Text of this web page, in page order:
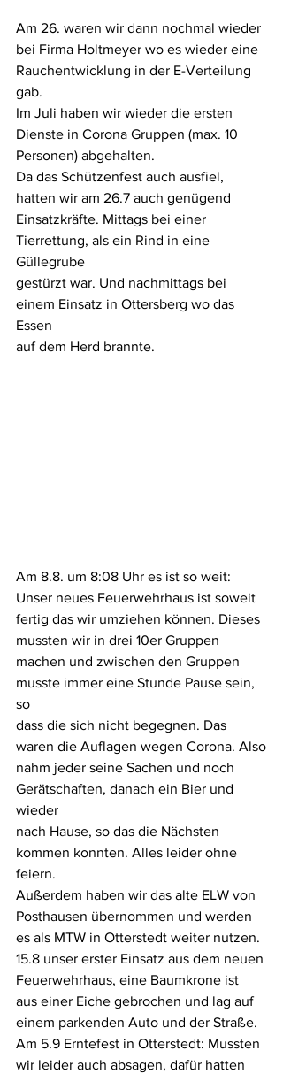
Am 26. waren wir dann nochmal wieder
bei Firma Holtmeyer wo es wieder eine
Rauchentwicklung in der E-Verteilung
gab.
Im Juli haben wir wieder die ersten
Dienste in Corona Gruppen (max. 10
Personen) abgehalten.
Da das Schützenfest auch ausfiel,
hatten wir am 26.7 auch genügend
Einsatzkräfte. Mittags bei einer
Tierrettung, als ein Rind in eine
Güllegrube
gestürzt war. Und nachmittags bei
einem Einsatz in Ottersberg wo das
Essen
auf dem Herd brannte.
Am 8.8. um 8:08 Uhr es ist so weit:
Unser neues Feuerwehrhaus ist soweit
fertig das wir umziehen können. Dieses
mussten wir in drei 10er Gruppen
machen und zwischen den Gruppen
musste immer eine Stunde Pause sein,
so
dass die sich nicht begegnen. Das
waren die Auflagen wegen Corona. Also
nahm jeder seine Sachen und noch
Gerätschaften, danach ein Bier und
wieder
nach Hause, so das die Nächsten
kommen konnten. Alles leider ohne
feiern.
Außerdem haben wir das alte ELW von
Posthausen übernommen und werden
es als MTW in Otterstedt weiter nutzen.
15.8 unser erster Einsatz aus dem neuen
Feuerwehrhaus, eine Baumkrone ist
aus einer Eiche gebrochen und lag auf
einem parkenden Auto und der Straße.
Am 5.9 Erntefest in Otterstedt: Mussten
wir leider auch absagen, dafür hatten